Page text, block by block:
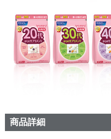
商品詳細